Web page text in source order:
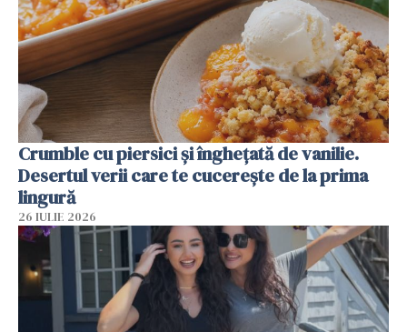
Crumble cu piersici și înghețată de vanilie.
Desertul verii care te cucerește de la prima
lingură
26 IULIE 2026